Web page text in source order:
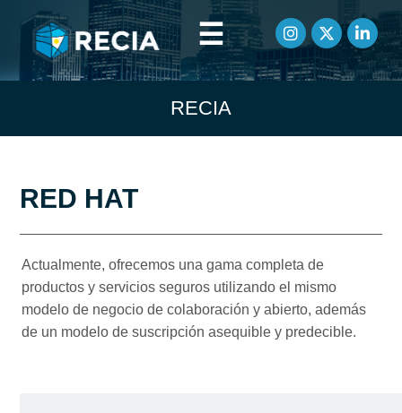
☰
RECIA
RED HAT
Actualmente, ofrecemos una gama completa de
productos y servicios seguros utilizando el mismo
modelo de negocio de colaboración y abierto, además
de un modelo de suscripción asequible y predecible.